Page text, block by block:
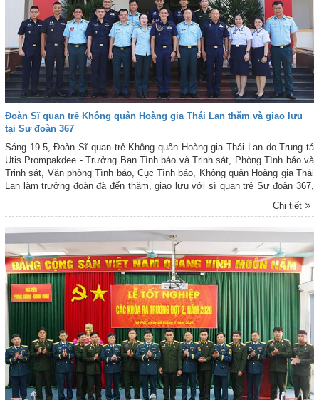
Đoàn Sĩ quan trẻ Không quân Hoàng gia Thái Lan thăm và giao lưu
tại Sư đoàn 367
Sáng 19-5, Đoàn Sĩ quan trẻ Không quân Hoàng gia Thái Lan do Trung tá
Utis Prompakdee - Trưởng Ban Tình báo và Trinh sát, Phòng Tình báo và
Trinh sát, Văn phòng Tình báo, Cục Tình báo, Không quân Hoàng gia Thái
Lan làm trưởng đoàn đã đến thăm, giao lưu với sĩ quan trẻ Sư đoàn 367,
Việt Nam. Đại tá Đặng Hồng Tuân - Sư đoàn trưởng Sư đoàn 367 chủ trì
Chi tiết